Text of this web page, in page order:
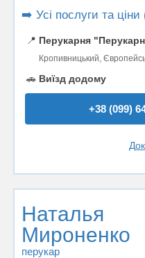
➡️ Усі послуги та ціни
📍 Перукарня
Кропивницький,
🚗 Виїзд додому
+38 (099)
Наталья
Мироненко
перукар